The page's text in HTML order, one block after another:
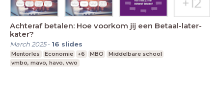
Achteraf betalen: Hoe voorkom jij een Betaal-later-
kater?
March 2025- 16 slides
Mentorles Economie +6 MBO
Middelbare school
vmbo, mavo, havo, vwo